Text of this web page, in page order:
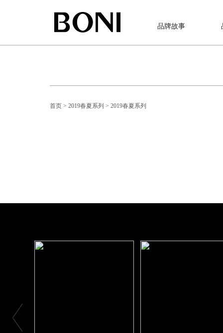
品牌故事
首页 > 2019春夏系列 > 2019春夏系列